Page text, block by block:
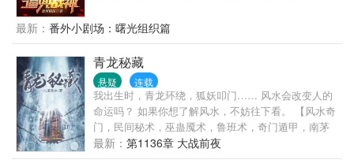
国！ 苏晓挑战的第一个世界，就是死亡率百分之九十
九的“妈妈的纸条。” 每个第一次进入怪谈世界的选中
者，都有抽取一次天赋的资格，别人的天赋都很正
常，但苏晓的天赋却有些“叛逆”。 于是。 当别人还在
如履薄冰的判断规则的对错时，苏晓却已经开始了他
的叛逆骚操作……
最新： 番外小剧场：曙光组织篇
青龙秘藏
悬疑 连载
我出生时，青龙环绕，狐妖叩门…… 风水会改变人的
命运吗？ 如果你想了解风水，不妨往下看。 【风水奇
门，民间秘术，巫蛊魇术，鲁班术，奇门遁甲，南茅
北马】 尽在此书。
最新： 第1136章 大战前夜